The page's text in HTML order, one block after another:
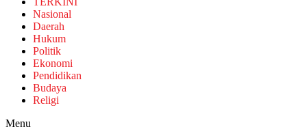
Nasional
Daerah
Hukum
Politik
Ekonomi
Pendidikan
Budaya
Religi
Menu